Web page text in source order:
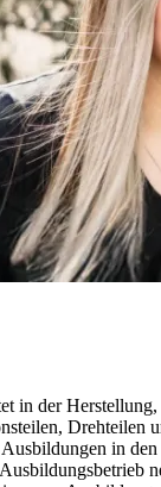
in der Herstellung,
Drehteilen
in